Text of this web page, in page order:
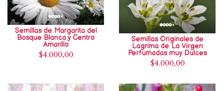
Semillas de Margarita del
Bosque Blanca y Centro
Amarillo
$4.000,00
Semillas Originales de
Lagrima de La Virgen
Perfumadas muy Dulces
$4.000,00